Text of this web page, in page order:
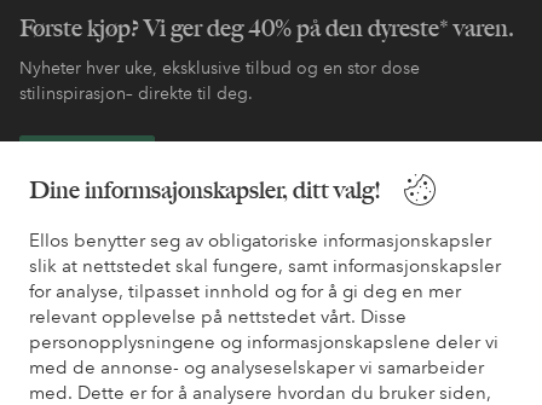
Dine informsajonskapsler, ditt valg!
Ellos benytter seg av obligatoriske informasjonskapsler
slik at nettstedet skal fungere, samt informasjonskapsler
for analyse, tilpasset innhold og for å gi deg en mer
relevant opplevelse på nettstedet vårt. Disse
personopplysningene og informasjonskapslene deler vi
med de annonse- og analyseselskaper vi samarbeider
med. Dette er for å analysere hvordan du bruker siden,
Første kjøp? Vi ger deg 40% på den dyreste* varen.
Nyheter hver uke, eksklusive tilbud og en stor dose
stilinspirasjon– direkte til deg.
Trenger du hjelp?
Du finner svar på de vanligste spørsmålene i vår FAQ. Du finner
også informasjon om hvordan du kan kontakte oss.